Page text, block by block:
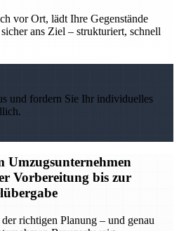
vor Ort, lädt Ihre Gegenstände
ans Ziel – strukturiert, schnell
und fordern Sie Ihr individuelles
Umzugsunternehmen
Vorbereitung bis zur
richtigen Planung – und genau